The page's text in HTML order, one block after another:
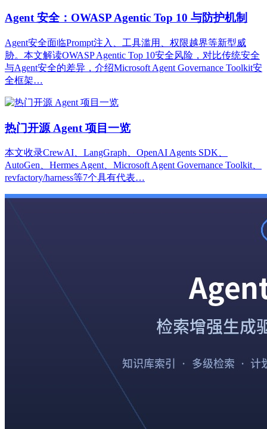
Agent 安全：OWASP Agentic Top 10 与防护机制
Agent安全面临Prompt注入、工具滥用、权限越界等新型威
胁。本文解读OWASP Agentic Top 10安全风险，对比传统安全
与Agent安全的差异，介绍Microsoft Agent Governance Toolkit安
全框架…
热门开源 Agent 项目一览
本文收录CrewAI、LangGraph、OpenAI Agents SDK、
AutoGen、Hermes Agent、Microsoft Agent Governance Toolkit、
revfactory/harness等7个具有代表…